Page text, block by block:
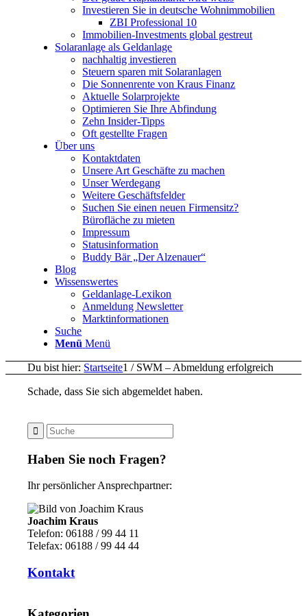
Investieren Sie in deutsche Wohnimmobilien
ZBI Professional 10
Immobilien-Investments global gestreut
Solaranlage als Geldanlage
nachhaltig investieren
Steuern sparen mit Solaranlagen
Die Sonnenrente von Kraus Finanz
Aktuelle Solarprojekte
Optimieren Sie Ihre Abfindung
Zehn Insider-Tipps
Oft gestellte Fragen
Über uns
Kontaktdaten
Unsere Art Geschäfte zu machen
Unser Werdegang
Weitere Geschäftsfelder
Suchen Sie einen neuen Firmensitz?
Bürofläche zu mieten
Impressum
Statusinformation
Buddy Bär „Der Alzenauer“
Blog
Wissenswertes
Geldanlage-Lexikon
Anmeldung Newsletter
Marktinformationen
Suche
Menü Menü
Du bist hier: Startseite1 / SWM – Abmeldung erfolgreich
Schade, dass Sie sich abgemeldet haben.
Haben Sie noch Fragen?
Ihr persönlicher Ansprechpartner:
Joachim Kraus
Telefon: 06188 / 99 44 11
Telefax: 06188 / 99 44 44
Kontakt